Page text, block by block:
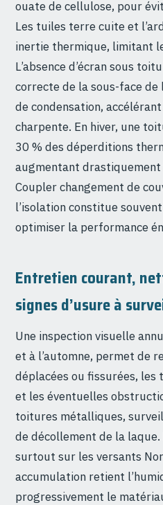
ouate de cellulose, pour
Les tuiles terre cuite et
inertie thermique, limitant
L’absence d’écran sous
correcte de la sous-face
de condensation,
charpente. En hiver, une
30 % des déperditions
augmentant
Coupler changement de
l’isolation constitue
optimiser la performance
Entretien courant,
signes d’usure à
Une inspection visuelle
et à l’automne, permet de
déplacées ou fissurées, les
et les éventuelles
toitures métalliques,
de décollement de la
surtout sur les versants
accumulation retient
progressivement le